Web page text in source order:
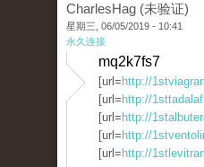
CharlesHag (未验证)
星期三, 06/05/2019 - 10:41
永久连接
mq2k7fs7
[url= http://
[url= http://
[url= http://
[url= http://
[url= http://